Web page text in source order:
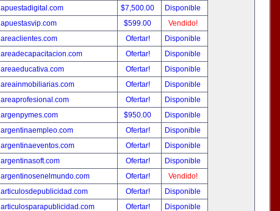
apuestadigital.com
$7,500.00
Disponible
apuestasvip.com
$599.00
Vendido!
areaclientes.com
Ofertar!
Disponible
areadecapacitacion.com
Ofertar!
Disponible
areaeducativa.com
Ofertar!
Disponible
areainmobiliarias.com
Ofertar!
Disponible
areaprofesional.com
Ofertar!
Disponible
argenpymes.com
$950.00
Disponible
argentinaempleo.com
Ofertar!
Disponible
argentinaeventos.com
Ofertar!
Disponible
argentinasoft.com
Ofertar!
Disponible
argentinosenelmundo.com
Ofertar!
Vendido!
articulosdepublicidad.com
Ofertar!
Disponible
articulosparapublicidad.com
Ofertar!
Disponible